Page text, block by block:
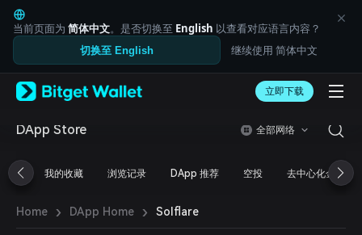
English
日本語
Tiếng Việt
Русский
Español (Latinoamérica)
Türkçe
Français
简体中文
繁體中文
Bahasa Indonesia
ภาษาไทย
当前页面为 简体中文。是否切换至 English 以查看对应语言内容？
切换至 English 继续使用 简体中文
立即下载
DApp Store 全部网络
我的收藏 浏览记录 DApp 推荐 空投 去中心化金融
Home › DApp Home › Solflare